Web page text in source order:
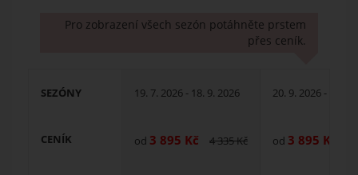
Pro zobrazení všech sezón potáhněte prstem
přes ceník.
SEZÓNY
CENÍK
19. 7. 2026 - 18. 9. 2026
od 3 895 Kč 4 335Kč
20. 9. 2026 - 25. 9.
od 3 895 Kč